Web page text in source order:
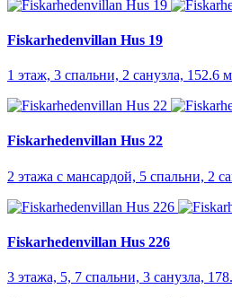
Fiskarhedenvillan Hus 19
1 этаж, 3 спальни, 2 санузла, 152.6
Fiskarhedenvillan Hus 22
2 этажа с мансардой, 5 спальни, 2
Fiskarhedenvillan Hus 226
3 этажа, 5, 7 спальни, 3 санузла,